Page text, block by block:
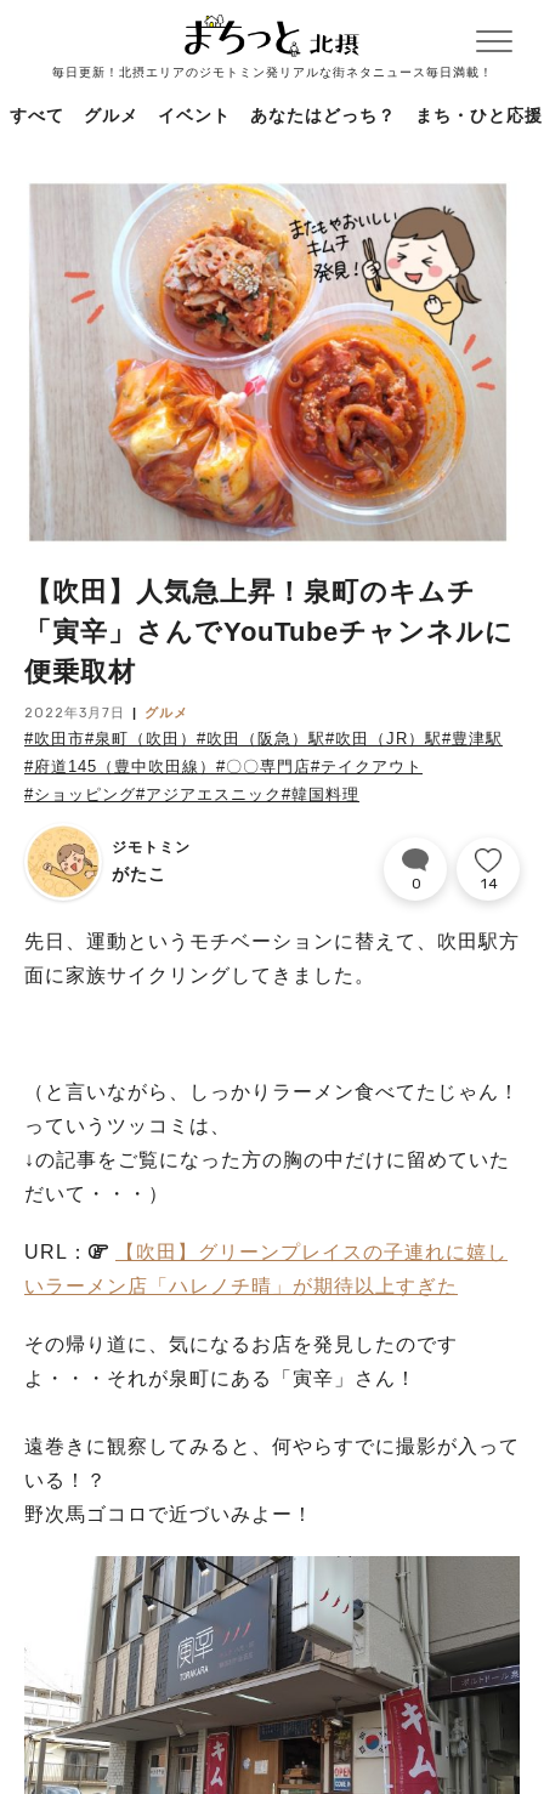
毎日更新！北摂エリアのジモトミン発リアルな街ネタニュース毎日満載！
すべて グルメ イベント あなたはどっち？ まち・ひと応援
【吹田】人気急上昇！泉町のキムチ
「寅辛」さんでYouTubeチャンネルに
便乗取材
2022年3月7日 グルメ
#吹田市#泉町（吹田） #吹田（阪急）駅#吹田（JR）駅#豊津駅
#府道145（豊中吹田線） #〇〇専門店#テイクアウト
#ショッピング#アジアエスニック #韓国料理
ジモトミン
がたこ 0 14
先日、運動というモチベーションに替えて、吹田駅方
面に家族サイクリングしてきました。
（と言いながら、しっかりラーメン食べてたじゃん！
っていうツッコミは、
↓の記事をご覧になった方の胸の中だけに留めていた
だいて・・・）
URL：
【吹田】グリーンプレイスの子連れに嬉し
いラーメン店「ハレノチ晴」が期待以上すぎた
その帰り道に、気になるお店を発見したのです
よ・・・それが泉町にある「寅辛」さん！
遠巻きに観察してみると、何やらすでに撮影が入って
いる！？
野次馬ゴコロで近づいみよー！